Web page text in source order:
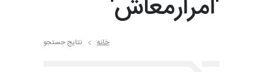
'امرارمعاش'
خانه نتایج جستجو